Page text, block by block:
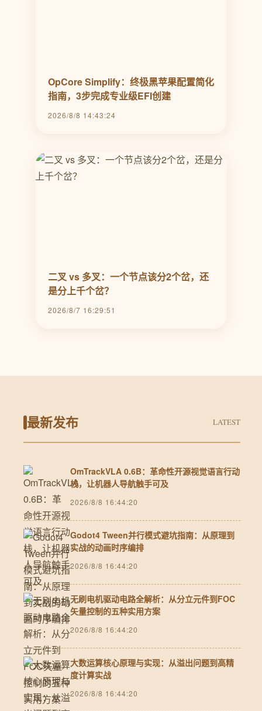
OpCore Simplify：终极黑苹果配置简化
指南，3步完成专业级EFI创建
2026/8/8 14:43:24
二叉 vs 多叉：一个节点该分2个岔，还
是分上千个岔？
2026/8/7 16:29:51
最新发布 LATEST
OmTrackVLA 0.6B：革命性开源视觉语言行动
栈，让机器人导航触手可及
2026/8/8 16:44:20
Godot4 Tween并行模式避坑指南：从原理到
实战的动画时序编排
2026/8/8 16:44:20
无刷电机驱动电路全解析：从分立元件到FOC
矢量控制的五种实用方案
2026/8/8 16:44:20
大数运算核心原理与实现：从溢出问题到高精
度计算实战
2026/8/8 16:44:20